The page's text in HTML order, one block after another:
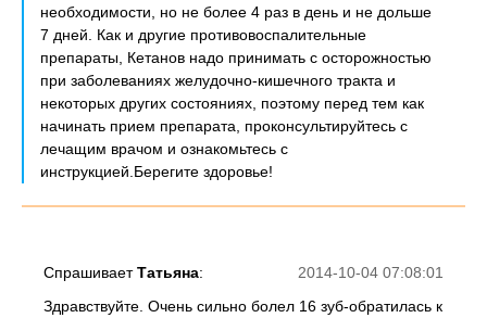
необходимости, но не более 4 раз в день и не дольше
7 дней. Как и другие противовоспалительные
препараты, Кетанов надо принимать с осторожностью
при заболеваниях желудочно-кишечного тракта и
некоторых других состояниях, поэтому перед тем как
начинать прием препарата, проконсультируйтесь с
лечащим врачом и ознакомьтесь с
инструкцией.Берегите здоровье!
2014-10-04 07:08:01
СпрашиваетТатьяна:
Здравствуйте. Очень сильно болел 16 зуб-обратилась к